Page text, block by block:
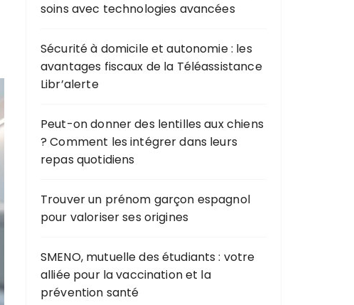
:
soins avec technologies avancées
Sécurité à domicile et autonomie : les
avantages fiscaux de la Téléassistance
Libr’alerte
Peut-on donner des lentilles aux chiens
? Comment les intégrer dans leurs
repas quotidiens
Trouver un prénom garçon espagnol
pour valoriser ses origines
SMENO, mutuelle des étudiants : votre
alliée pour la vaccination et la
prévention santé